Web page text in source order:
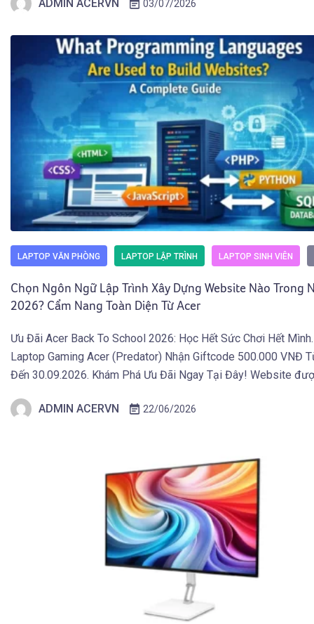
ADMIN ACERVN 03/07/2026
LAPTOP VĂN PHÒNG LAPTOP LẬP TRÌNH LAPTOP SINH VIÊN
Chọn Ngôn Ngữ Lập Trình Xây Dựng Website Nào Trong
2026? Cẩm Nang Toàn Diện Từ Acer
Ưu Đãi Acer Back To School 2026: Học Hết Sức Chơi Hết
Laptop Gaming Acer (Predator) Nhận Giftcode 500.000 VNĐ
Đến 30.09.2026. Khám Phá Ưu Đãi Ngay Tại Đây! Website
đại của năm 2026 […]
ADMIN ACERVN 22/06/2026